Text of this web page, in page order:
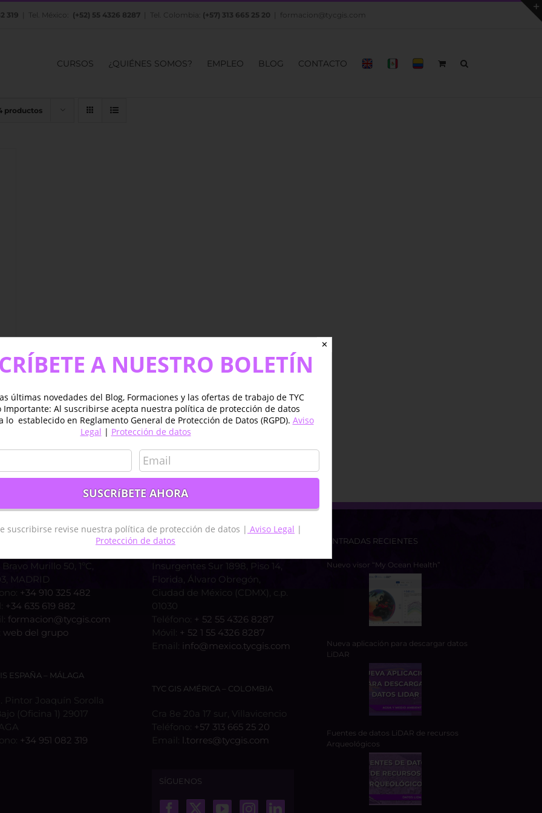
319 | Tel. México: (+52) 55 4326 8287 | Tel. Colombia: (+57) 313 665 25 20 formacion@tycgis.com
CURSOS ¿QUIÉNES SOMOS? EMPLEO BLOG CONTACTO
productos
Murillo 50, 1ºC,
MADRID
+34 910 325 482
+34 635 619 882
formacion@tycgis.com
web del grupo
ESPAÑA – MÁLAGA
Pintor Joaquín Sorolla
(Oficina 1) 29017
+34 951 082 319
TYC GIS AMÉRICA – MÉXICO
Insurgentes Sur 1898, Piso 14,
Florida, Álvaro Obregón,
Ciudad de México (CDMX), c.p.
01030
Teléfono: + 52 55 4326 8287
Móvil: + 52 1 55 4326 8287
Email: info@mexico.tycgis.com
TYC GIS AMÉRICA – COLOMBIA
Cra 8e 20a 17 sur, Villavicencio
Teléfono: +57 313 665 25 20
Email: l.torres@tycgis.com
SÍGUENOS
ENTRADAS RECIENTES
Nuevo visor “My Ocean Health”
Nueva aplicación para descargar datos
LiDAR
Fuentes de datos LiDAR de recursos
Arqueológicos
✕
A NUESTRO BOLETÍN
últimas novedades del Blog, Formaciones y las ofertas de trabajo de TYC
Importante: Al suscribirse acepta nuestra política de protección de datos
lo establecido en Reglamento General de Protección de Datos (RGPD). Aviso
Legal | Protección de datos
suscribirse revise nuestra política de protección de datos | Aviso Legal |
Protección de datos